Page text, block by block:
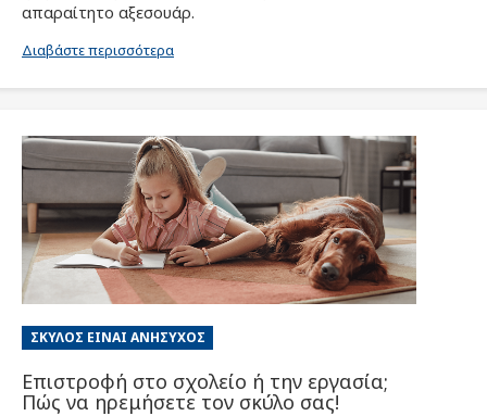
απαραίτητο αξεσουάρ.
Διαβάστε περισσότερα
ΣΚΎΛΟΣ ΕΊΝΑΙ ΑΝΉΣΥΧΟΣ
Επιστροφή στο σχολείο ή την εργασία;
Πώς να ηρεμήσετε τον σκύλο σας!